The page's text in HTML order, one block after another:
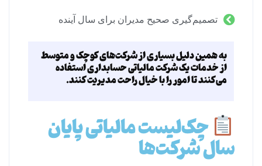
تصمیم‌گیری صحیح مدیران برای سال آینده
به همین دلیل بسیاری از شرکت‌های کوچک و متوسط
از خدمات یک شرکت مالیاتی حسابداری استفاده
می‌کنند تا امور را با خیال راحت مدیریت کنند.
چک‌لیست مالیاتی پایان
سال شرکت‌ها